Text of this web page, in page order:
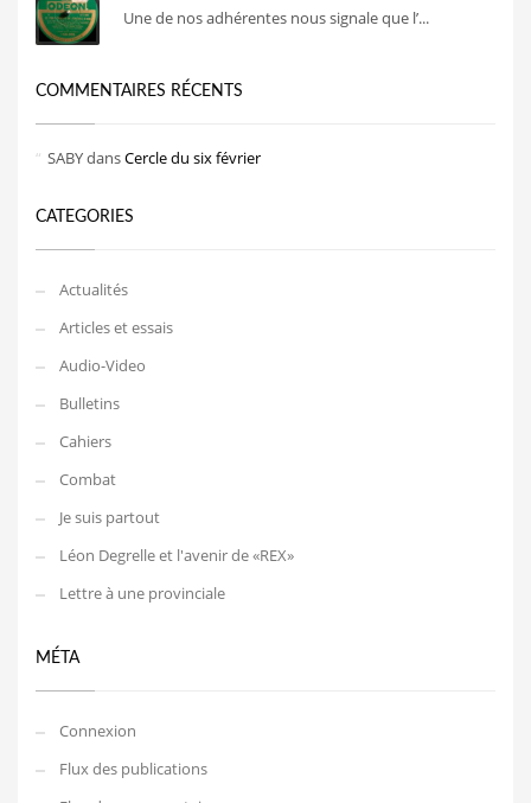
Une de nos adhérentes nous signale que l’...
COMMENTAIRES RÉCENTS
SABYdansCercle du six février
CATEGORIES
Actualités
Articles et essais
Audio-Video
Bulletins
Cahiers
Combat
Je suis partout
Léon Degrelle et l'avenir de «REX»
Lettre à une provinciale
MÉTA
Connexion
Flux des publications